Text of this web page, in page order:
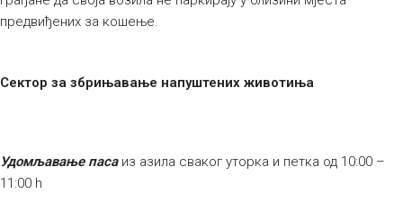
предвиђених за кошење.
Сектор за збрињавање напуштених животиња
Удомљавање пасаиз азила сваког уторка и петка од 10:00 –
11:00 h